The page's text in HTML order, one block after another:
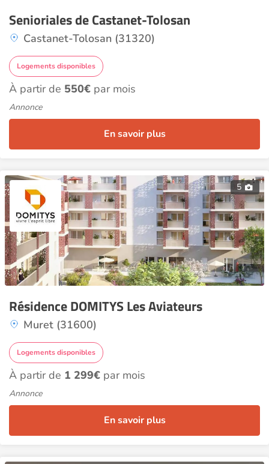
Senioriales de Castanet-Tolosan
Castanet-Tolosan (31320)
Logements disponibles
À partir de 550€ par mois
Annonce
En savoir plus
5
Résidence DOMITYS Les Aviateurs
Muret (31600)
Logements disponibles
À partir de 1 299€ par mois
Annonce
En savoir plus